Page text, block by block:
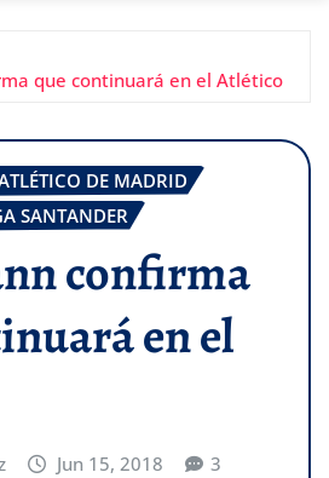
que continuará en el Atlético
DE MADRID
SANTANDER
confirma
en el
Jun 15, 2018 3